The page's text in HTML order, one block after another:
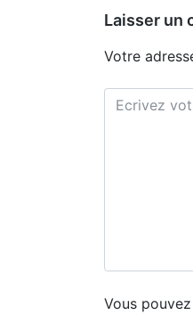
Laisser un
Votre
Vous